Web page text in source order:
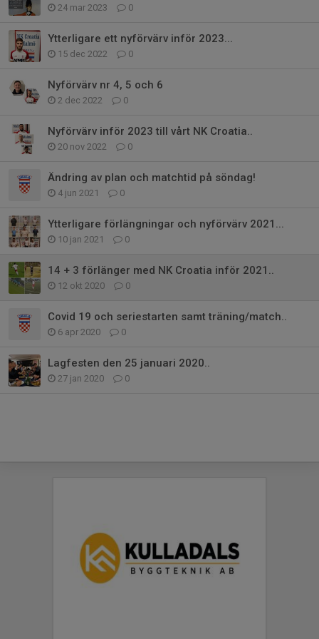
24 mar 2023 0
Ytterligare ett nyförvärv inför 2023...
15 dec 2022 0
Nyförvärv nr 4, 5 och 6
2 dec 2022 0
Nyförvärv inför 2023 till vårt NK Croatia..
20 nov 2022 0
Ändring av plan och matchtid på söndag!
4 jun 2021 0
Ytterligare förlängningar och nyförvärv 2021...
10 jan 2021 0
14 + 3 förlänger med NK Croatia inför 2021..
12 okt 2020 0
Covid 19 och seriestarten samt träning/match..
6 apr 2020 0
Lagfesten den 25 januari 2020..
27 jan 2020 0